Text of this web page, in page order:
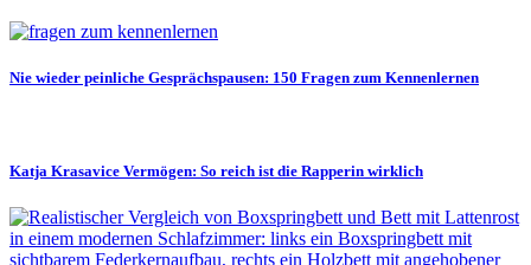
Nie wieder peinliche Gesprächspausen: 150 Fragen zum Kennenlernen
Katja Krasavice Vermögen: So reich ist die Rapperin wirklich